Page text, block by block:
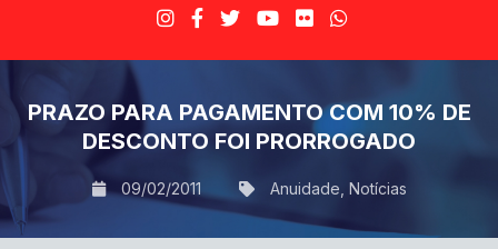
PRAZO PARA PAGAMENTO COM 10% DE
DESCONTO FOI PRORROGADO
09/02/2011 Anuidade Notícias